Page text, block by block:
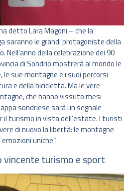
detto Lara Magoni – che la
saranno le grandi protagoniste della
della celebrazione dei 90
di Sondrio mostrerà al mondo le
sue montagne e i suoi percorsi
e della bicicletta. Ma le vere
che hanno vissuto mesi
sondriese sarà un segnale
turismo in vista dell’estate. I turisti
di nuovo la libertà: le montagne
uniche”.
vincente turismo e sport